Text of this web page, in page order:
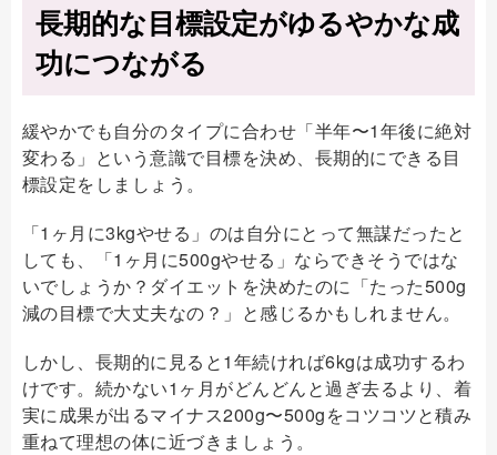
長期的な目標設定がゆるやかな成
功につながる
緩やかでも自分のタイプに合わせ「半年〜1年後に絶対
変わる」という意識で目標を決め、長期的にできる目
標設定をしましょう。
「1ヶ月に3kgやせる」のは自分にとって無謀だったと
しても、「1ヶ月に500gやせる」ならできそうではな
いでしょうか？ダイエットを決めたのに「たった500g
減の目標で大丈夫なの？」と感じるかもしれません。
しかし、長期的に見ると1年続ければ6kgは成功するわ
けです。続かない1ヶ月がどんどんと過ぎ去るより、着
実に成果が出るマイナス200g〜500gをコツコツと積み
重ねて理想の体に近づきましょう。